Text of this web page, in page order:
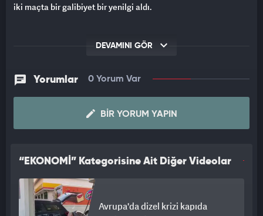
iki maçta bir galibiyet bir yenilgi aldı.
DEVAMINI GÖR
Yorumlar 0 Yorum Var
BIR YORUM YAPIN
“EKONOMİ” Kategorisine Ait Diğer Videolar
Avrupa'da dizel krizi kapıda